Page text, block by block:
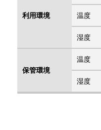
利用環境 温度
湿度
保管環境
温度
湿度